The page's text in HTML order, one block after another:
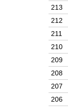
213
212
211
210
209
208
207
206